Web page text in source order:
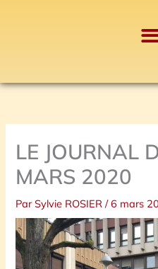
LE JOURNAL
MARS 2020
ParSylvie ROSIER/6 mars